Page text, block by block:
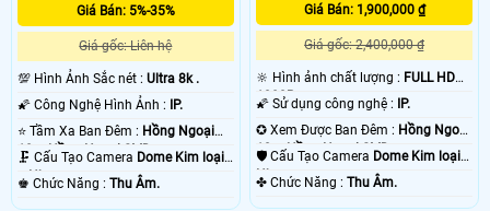
Giá Bán: 5%-35%
Giá gốc: Liên hệ
💯 Hình Ảnh Sắc nét : Ultra 8k .
🌠 Công Nghệ Hình Ảnh :
IP.
⭐ Tầm Xa Ban Đêm : Hồng Ngoại
10m Hồng Ngoại SMD.
🗜️ Cấu Tạo Camera Dome Kim loại
+ Nhựa.
️♚ Chức Năng : Thu Âm.
Giá Bán: 1,900,000 ₫
Giá gốc: 2,400,000 ₫
🔆 Hình ảnh chất lượng : FULL HD
1080P .
🌠 Sử dụng công nghệ : IP.
✪ Xem Được Ban Đêm : Hồng Ngoại
10m Hồng Ngoại SMD.
🛡 Cấu Tạo Camera Dome Kim loại +
Nhựa.
️✤ Chức Năng :Thu Âm.